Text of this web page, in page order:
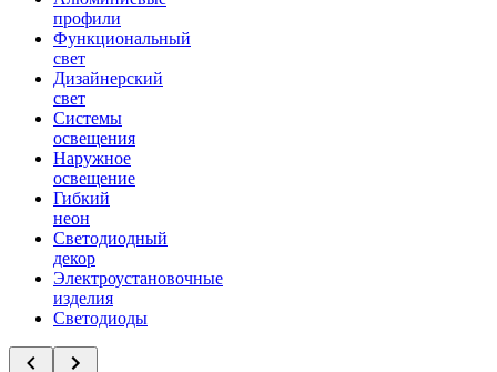
профили
Функциональный
свет
Дизайнерский
свет
Системы
освещения
Наружное
освещение
Гибкий
неон
Светодиодный
декор
Электроустановочные
изделия
Светодиоды